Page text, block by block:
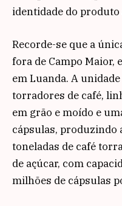
identidade do
Recorde-se que a
fora de Campo Maior,
em Luanda. A
torradores de café,
em grão e moído e
cápsulas, produzindo
toneladas de café
de açúcar, com
milhões de cápsulas